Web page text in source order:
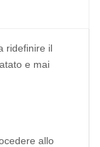
ridefinire il
e mai
allo